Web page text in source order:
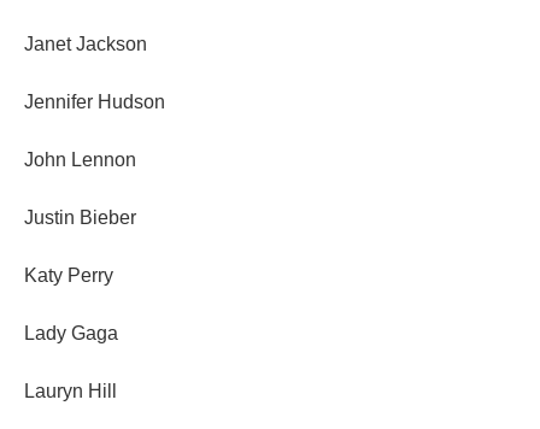
Janet Jackson
Jennifer Hudson
John Lennon
Justin Bieber
Katy Perry
Lady Gaga
Lauryn Hill